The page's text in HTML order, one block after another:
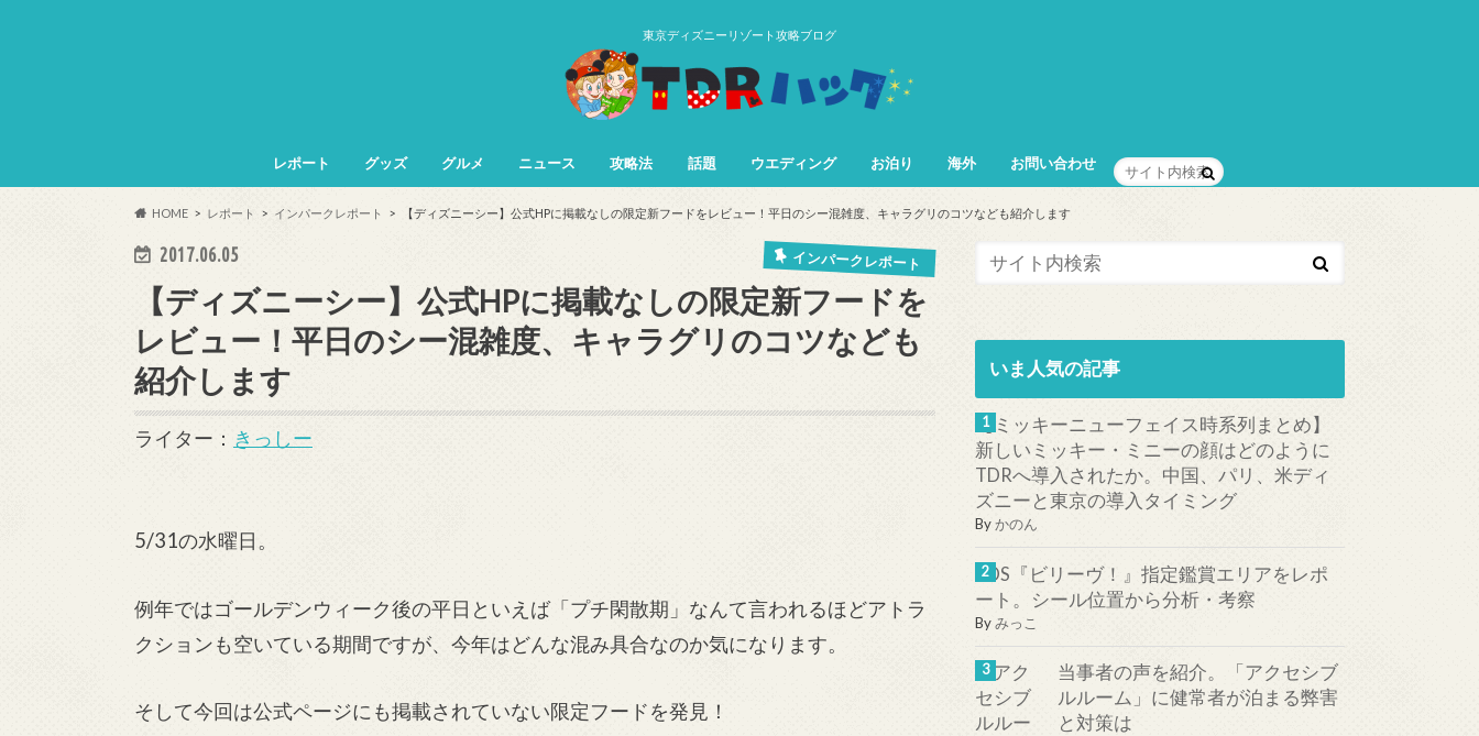
東京ディズニーリゾート攻略ブログ
レポート グッズ グルメ ニュース 攻略法 話題 ウエディング お泊り 海外 お問い合わせ
HOME レポート インパークレポート 【ディズニーシー】公式HPに掲載なしの限定新フードをレビュー！平日のシー混雑度、キャラグリのコツなども紹介します
2017.06.05 インパークレポート
【ディズニーシー】公式HPに掲載なしの限定新フードを
レビュー！平日のシー混雑度、キャラグリのコツなども
紹介します
ライター： きっしー
5/31の水曜日。
例年ではゴールデンウィーク後の平日といえば「プチ閑散期」なんて言われるほどアトラ
クションも空いている期間ですが、今年はどんな混み具合なのか気になります。
そして今回は公式ページにも掲載されていない限定フードを発見！
いま人気の記事
【ミッキーニューフェイス時系列まとめ】
新しいミッキー・ミニーの顔はどのように
TDRへ導入されたか。中国、パリ、米ディ
ズニーと東京の導入タイミング
Byかのん
TDS『ビリーヴ！』指定鑑賞エリアをレポ
ート。シール位置から分析・考察
Byみっこ
当事者の声を紹介。「アクセシブ
ルルーム」に健常者が泊まる弊害
と対策は